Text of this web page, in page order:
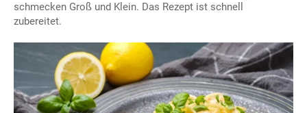
schmecken Groß und Klein. Das Rezept ist schnell
zubereitet.